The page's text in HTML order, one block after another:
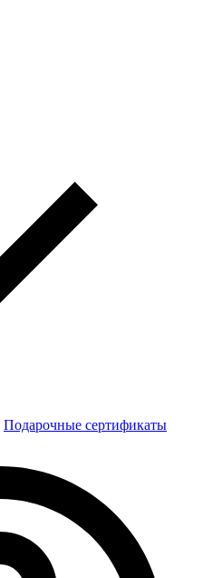
Подарочные сертификаты